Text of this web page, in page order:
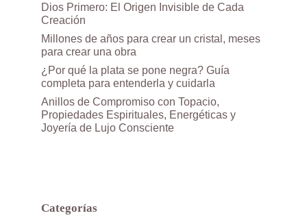
Dios Primero: El Origen Invisible de Cada
Creación
Millones de años para crear un cristal, meses
para crear una obra
¿Por qué la plata se pone negra? Guía
completa para entenderla y cuidarla
Anillos de Compromiso con Topacio,
Propiedades Espirituales, Energéticas y
Joyería de Lujo Consciente
Categorías